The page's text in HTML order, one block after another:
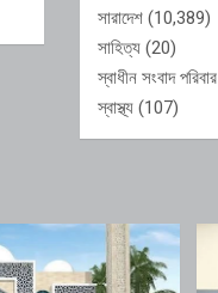
সারাদেশ (10,389)
সাহিত্য (20)
স্বাধীন সংবাদ পরিবার
স্বাস্থ্য (107)